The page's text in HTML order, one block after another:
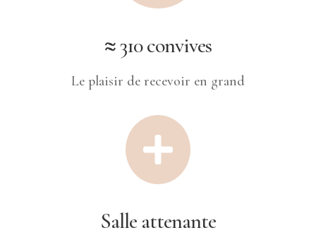
≈ 310 convives
Le plaisir de recevoir en grand

Salle attenante